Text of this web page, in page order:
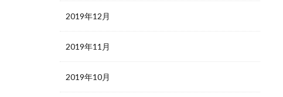
2019年12月
2019年11月
2019年10月